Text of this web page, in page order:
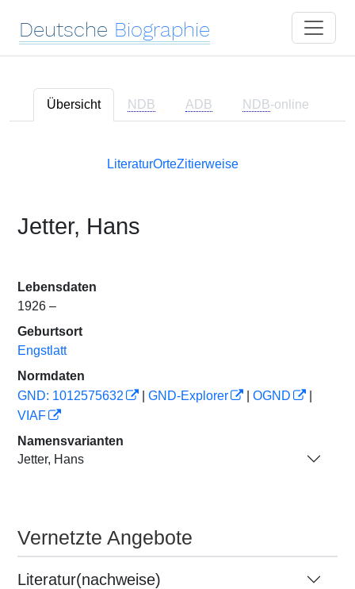
Deutsche Biographie
Übersicht NDB ADB NDB-online
LiteraturOrteZitierweise
Jetter, Hans
Lebensdaten
1926 –
Geburtsort
Engstlatt
Normdaten
GND: 1012575632
GND-Explorer OGND
VIAF
Namensvarianten
Jetter, Hans
Vernetzte Angebote
Literatur(nachweise)